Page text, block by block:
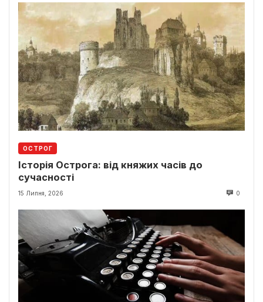
ОСТРОГ
Історія Острога: від княжих часів до
сучасності
15 Липня, 2026 0